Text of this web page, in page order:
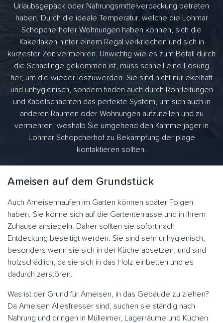
Urlaubsgepäck oder Nahrungsmittelverpackung betreten
haben. Durch die ideale Temperatur, welche die Lohmar
Schöpcherhofer Wohnungen haben können, sich die
Kakerlaken hinter einem Regal verkriechen und sich in
kürzester Zeit vermehren. Unwichtig wie es zum Befall durch
die Schädlinge gekommen ist, muss schnell eine Lösung
her, um die wieder loszuwerden. Sie sind nicht nur ekelhaft
und unhygienisch, sondern finden auch durch Rohrleitungen
und Kabelschächten das perfekte System, um sich auch in
anderen Räumen oder Wohnungen aufzuteilen und zu
vermehren, weshalb Sie umgehend den Kammerjäger in
Lohmar Schöpcherhof zu Bekämpfung der plage
kontaktieren sollten.
Ameisen auf dem Grundstück
Auch Ameisenhaufen im Garten können später Folgen
haben. Sie könne sich auf die Gartenterrasse und in Ihrem
Zuhause ansiedeln. Daher sollten sie sofort nach
Entdeckung beseitigt werden. Sie sind sehr unhygienisch,
besonders wenn sie sich in der Küche absetzen, und sind
holzschädlich, da sie sich in das Holz einbetten und es
dadurch zerstören.
Was ist der Grund für Ameisen, in das Gebäude zu ziehen?
Da Ameisen Allesfresser sind, suchen sie ständig nach
Nahrung und dringen in Mülleimer, Lagerräume und Küchen